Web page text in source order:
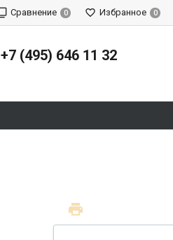
Сравнение 0 Избранное 0
+7 (495) 646 11 32